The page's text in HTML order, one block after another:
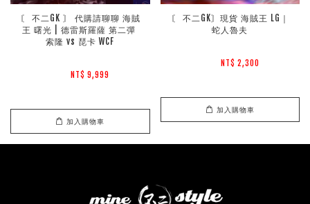
〘 不二GK 〙 代購請聊聊 海賊
王 曙光 | 德雷斯羅薩 第二彈
索隆 vs 琵卡 WCF
NT$ 9,999
加入購物車
〘 不二GK〙現貨 海賊王 LG｜
蛇人魯夫
NT$ 2,300
加入購物車